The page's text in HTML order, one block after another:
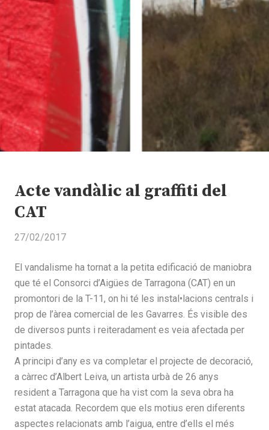
Acte vandàlic al graffiti del
CAT
27/02/2017
El vandalisme ha tornat a la petita edificació de maniobra
que té el Consorci d’Aigües de Tarragona (CAT) en un
promontori de la T-11, on hi té les instal•lacions centrals i
prop de l’àrea comercial de les Gavarres. És visible des
de diversos punts i reiteradament es veia afectada per
pintades.
A principi d’any es va completar el projecte de decoració,
a càrrec d’Albert Leiva, un artista urbà de 26 anys
resident a Tarragona que ha vist com la seva obra ha
estat atacada. Recordem que els motius eren diferents
aspectes relacionats amb l’aigua, entre d’ells el més